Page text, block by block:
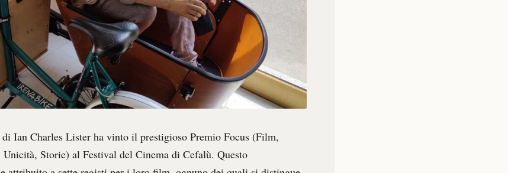
Ian Charles Lister ha vinto il prestigioso Premio Focus (Film,
Storie) al Festival del Cinema di Cefalù. Questo